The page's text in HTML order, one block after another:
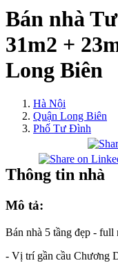
Bán nhà
31m2 +
Long Biên
Hà Nội
Quận Long Biên
Phố Tư Đình
Thông tin nhà
Mô tả:
Bán nhà 5 tầng đẹp - full
- Vị trí gần cầu Chương